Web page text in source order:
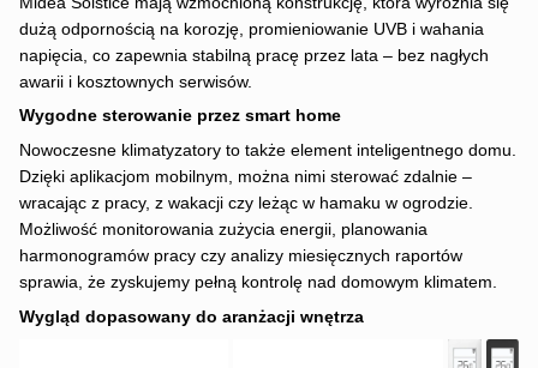
dużą odpornością na korozję, promieniowanie UVB i wahania
napięcia, co zapewnia stabilną pracę przez lata – bez nagłych
awarii i kosztownych serwisów.
Wygodne sterowanie przez smart home
Nowoczesne klimatyzatory to także element inteligentnego domu.
Dzięki aplikacjom mobilnym, można nimi sterować zdalnie –
wracając z pracy, z wakacji czy leżąc w hamaku w ogrodzie.
Możliwość monitorowania zużycia energii, planowania
harmonogramów pracy czy analizy miesięcznych raportów
sprawia, że zyskujemy pełną kontrolę nad domowym klimatem.
Wygląd dopasowany do aranżacji wnętrza